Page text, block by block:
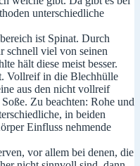
unterschiedliche
ist Spinat. Durch
schnell viel von seinen
hält diese meist besser.
Vollreif in die Blechhülle
aus den nicht vollreif
Zu beachten: Rohe und
in beiden
Einfluss nehmende
vor allem bei denen, die